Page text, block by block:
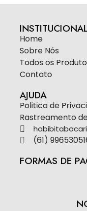
Home
Sobre Nós
Todos os
Contato
AJUDA
Politica de
Rastreamento
(61)
FORMAS DE